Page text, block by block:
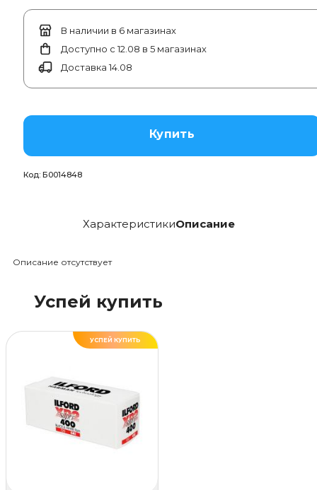
В наличии в 6 магазинах
Доступно с 12.08 в 5 магазинах
Доставка 14.08
Купить
Код: Б0014848
ХарактеристикиОписание
Описание отсутствует
Успей купить
УСПЕЙ КУПИТЬ